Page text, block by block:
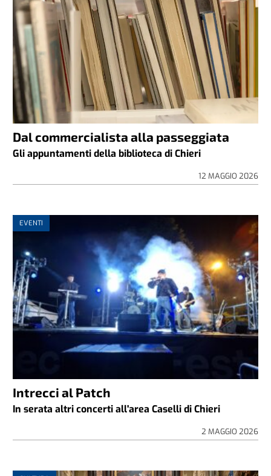
Dal commercialista alla passeggiata
Gli appuntamenti della biblioteca di Chieri
12 MAGGIO 2026
EVENTI
Intrecci al Patch
In serata altri concerti all'area Caselli di Chieri
2 MAGGIO 2026